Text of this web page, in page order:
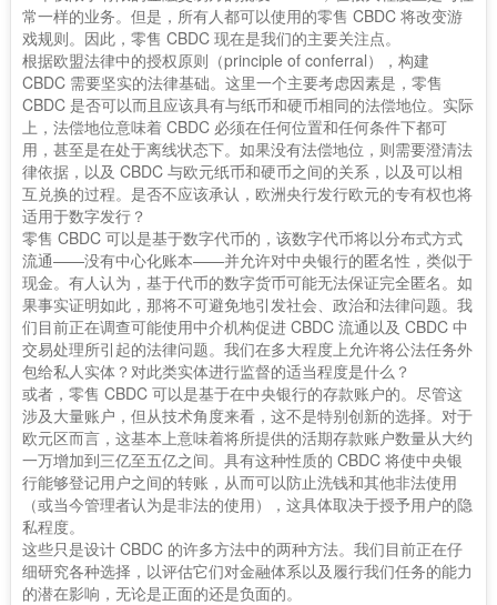
常一样的业务。但是，所有人都可以使用的零售 CBDC 将改变游
戏规则。因此，零售 CBDC 现在是我们的主要关注点。
根据欧盟法律中的授权原则（principle of conferral），构建
CBDC 需要坚实的法律基础。这里一个主要考虑因素是，零售
CBDC 是否可以而且应该具有与纸币和硬币相同的法偿地位。实际
上，法偿地位意味着 CBDC 必须在任何位置和任何条件下都可
用，甚至是在处于离线状态下。如果没有法偿地位，则需要澄清法
律依据，以及 CBDC 与欧元纸币和硬币之间的关系，以及可以相
互兑换的过程。是否不应该承认，欧洲央行发行欧元的专有权也将
适用于数字发行？
零售 CBDC 可以是基于数字代币的，该数字代币将以分布式方式
流通——没有中心化账本——并允许对中央银行的匿名性，类似于
现金。有人认为，基于代币的数字货币可能无法保证完全匿名。如
果事实证明如此，那将不可避免地引发社会、政治和法律问题。我
们目前正在调查可能使用中介机构促进 CBDC 流通以及 CBDC 中
交易处理所引起的法律问题。我们在多大程度上允许将公法任务外
包给私人实体？对此类实体进行监督的适当程度是什么？
或者，零售 CBDC 可以是基于在中央银行的存款账户的。尽管这
涉及大量账户，但从技术角度来看，这不是特别创新的选择。对于
欧元区而言，这基本上意味着将所提供的活期存款账户数量从大约
一万增加到三亿至五亿之间。具有这种性质的 CBDC 将使中央银
行能够登记用户之间的转账，从而可以防止洗钱和其他非法使用
（或当今管理者认为是非法的使用），这具体取决于授予用户的隐
私程度。
这些只是设计 CBDC 的许多方法中的两种方法。我们目前正在仔
细研究各种选择，以评估它们对金融体系以及履行我们任务的能力
的潜在影响，无论是正面的还是负面的。